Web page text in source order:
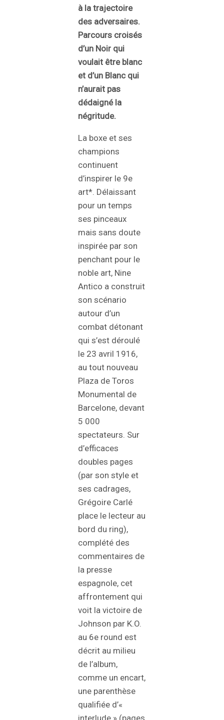
à la trajectoire
des adversaires.
Parcours croisés
d’un Noir qui
voulait être blanc
et d’un Blanc qui
n’aurait pas
dédaigné la
négritude.
La boxe et ses
champions
continuent
d’inspirer le 9e
art*. Délaissant
pour un temps
ses pinceaux
mais sans doute
inspirée par son
penchant pour le
noble art, Nine
Antico a construit
son scénario
autour d’un
combat détonant
qui s’est déroulé
le 23 avril 1916,
au tout nouveau
Plaza de Toros
Monumental de
Barcelone, devant
5 000
spectateurs. Sur
d’efficaces
doubles pages
(par son style et
ses cadrages,
Grégoire Carlé
place le lecteur au
bord du ring),
complété des
commentaires de
la presse
espagnole, cet
affrontement qui
voit la victoire de
Johnson par K.O.
au 6e round est
décrit au milieu
de l’album,
comme un encart,
une parenthèse
qualifiée d’«
interlude » (pages